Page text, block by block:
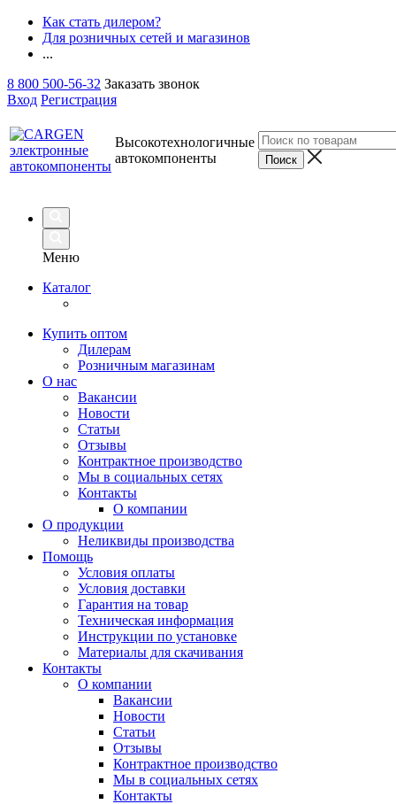
Как стать дилером?
Для розничных сетей и магазинов
...
8 800 500-56-32 Заказать звонок
Вход Регистрация
Высокотехнологичные
автокомпоненты
Меню
Каталог
Купить оптом
Дилерам
Розничным магазинам
О нас
Вакансии
Новости
Статьи
Отзывы
Контрактное производство
Мы в социальных сетях
Контакты
О компании
О продукции
Неликвиды производства
Помощь
Условия оплаты
Условия доставки
Гарантия на товар
Техническая информация
Инструкции по установке
Материалы для скачивания
Контакты
О компании
Вакансии
Новости
Статьи
Отзывы
Контрактное производство
Мы в социальных сетях
Контакты